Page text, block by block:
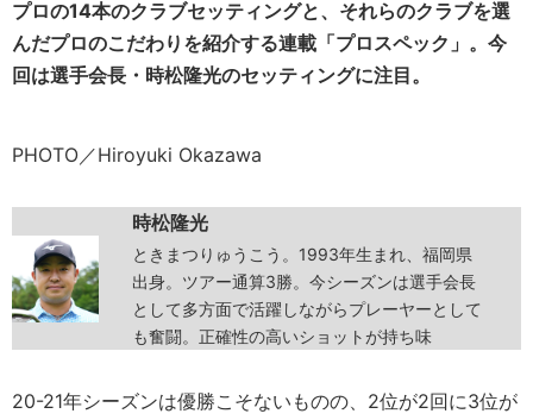
プロの14本のクラブセッティングと、それらのクラブを選
んだプロのこだわりを紹介する連載「プロスペック」。今
回は選手会長・ 時松隆光のセッティングに注目。
PHOTO／Hiroyuki Okazawa
時松隆光
ときまつりゅうこう。1993年生まれ、福岡県
出身。ツアー通算3勝。今シーズンは選手会長
として多方面で活躍しながらプレーヤーとして
も奮闘。正確性の高いショットが持ち味
20-21年シーズンは優勝こそないものの、2位が2回に3位が